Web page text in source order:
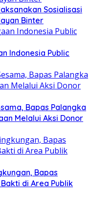
Sosialisasi
Binter
Indonesia Public
Bapas Palangka
Melalui Aksi Donor
Bapas
di Area Publik